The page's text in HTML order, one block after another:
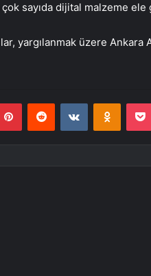
çok sayıda dijital malzeme
yargılanmak üzere Ankara
PinterestReddit VKontakte